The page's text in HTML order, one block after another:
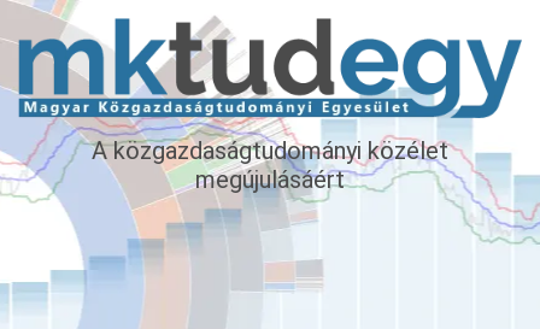
A közgazdaságtudományi közélet
megújulásáért